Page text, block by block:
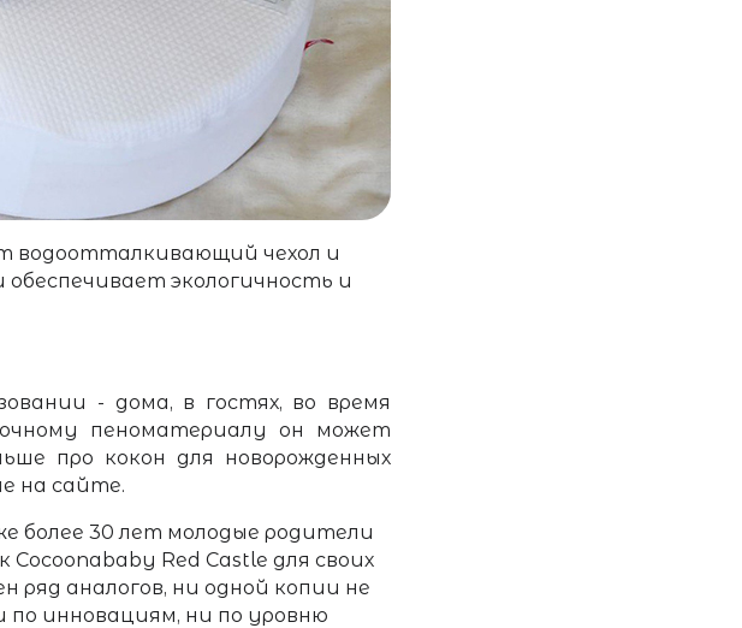
водоотталкивающий чехол и
экологичность и
- дома, в гостях, во время
пеноматериалу он может
про кокон для новорожденных
на сайте.
более 30 лет молодые родители
Red Castle для своих
ряд аналогов, ни одной копии не
по инновациям, ни по уровню